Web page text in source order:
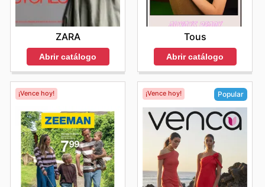
ZARA
Abrir catálogo
Tous
Abrir catálogo
¡Vence hoy! ¡Vence hoy! Popular